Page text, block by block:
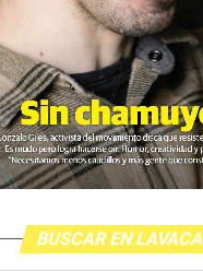
BUSCAR EN LAVACA